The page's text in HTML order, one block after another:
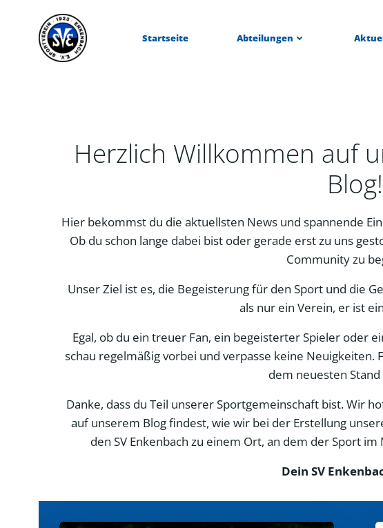
springen
Startseite Abteilungen
Herzlich Willkommen auf
Blog!
Hier bekommst du die aktuellsten News und spannende
Ob du schon lange dabei bist oder gerade erst zu uns
Community zu
Unser Ziel ist es, die Begeisterung für den Sport und die
als nur ein Verein, er ist
Egal, ob du ein treuer Fan, ein begeisterter Spieler oder
schau regelmäßig vorbei und verpasse keine
dem neuesten
Danke, dass du Teil unserer Sportgemeinschaft bist. Wir
auf unserem Blog findest, wie wir bei der Erstellung
den SV Enkenbach zu einem Ort, an dem der Sport
Dein SV